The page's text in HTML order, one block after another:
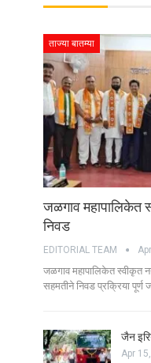
ताज्या बातम्या
जळगाव महापालिकेत
निवड
EDITORIAL TEAM
जळगाव महापालिकेत स्वीकृत
सहमतीने निवड प्रक्रिया पूर्ण
जैन
Apr